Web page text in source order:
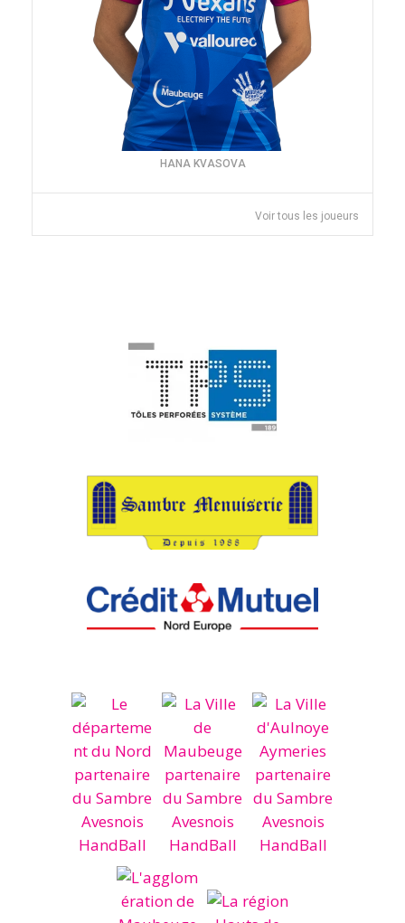
HANA KVASOVA
Voir tous les joueurs